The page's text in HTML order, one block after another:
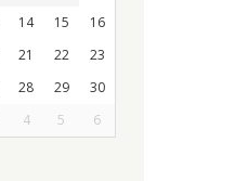
14 15
16
21 22
23
28 29
30
4 5 6